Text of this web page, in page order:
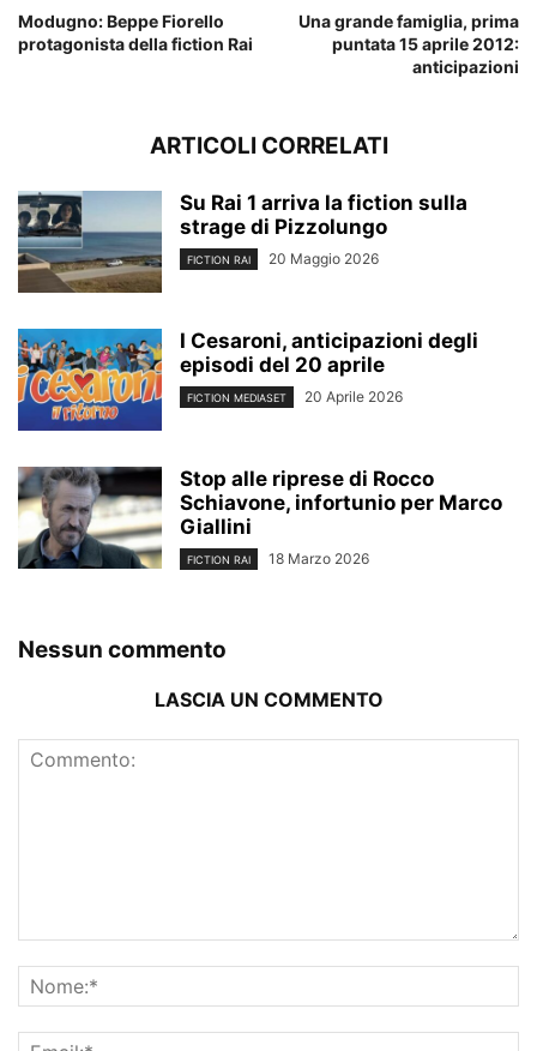
Modugno: Beppe Fiorello
protagonista della fiction Rai
Una grande famiglia, prima
puntata 15 aprile 2012:
anticipazioni
ARTICOLI CORRELATI
Su Rai 1 arriva la fiction sulla
strage di Pizzolungo
FICTION RAI 20 Maggio 2026
I Cesaroni, anticipazioni degli
episodi del 20 aprile
FICTION MEDIASET 20 Aprile 2026
Stop alle riprese di Rocco
Schiavone, infortunio per Marco
Giallini
FICTION RAI 18 Marzo 2026
Nessun commento
LASCIA UN COMMENTO